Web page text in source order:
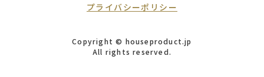
プライバシーポリシー
Copyright © houseproduct.jp
All rights reserved.